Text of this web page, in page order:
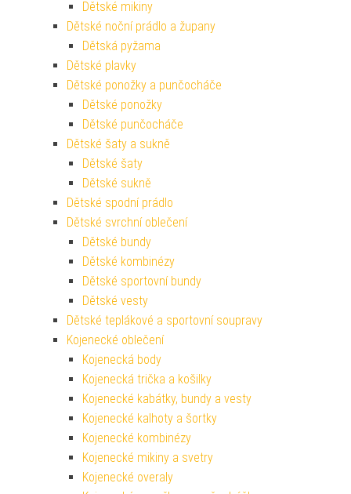
Dětské mikiny
Dětské noční prádlo a župany
Dětská pyžama
Dětské plavky
Dětské ponožky a punčocháče
Dětské ponožky
Dětské punčocháče
Dětské šaty a sukně
Dětské šaty
Dětské sukně
Dětské spodní prádlo
Dětské svrchní oblečení
Dětské bundy
Dětské kombinézy
Dětské sportovní bundy
Dětské vesty
Dětské teplákové a sportovní soupravy
Kojenecké oblečení
Kojenecká body
Kojenecká trička a košilky
Kojenecké kabátky, bundy a vesty
Kojenecké kalhoty a šortky
Kojenecké kombinézy
Kojenecké mikiny a svetry
Kojenecké overaly